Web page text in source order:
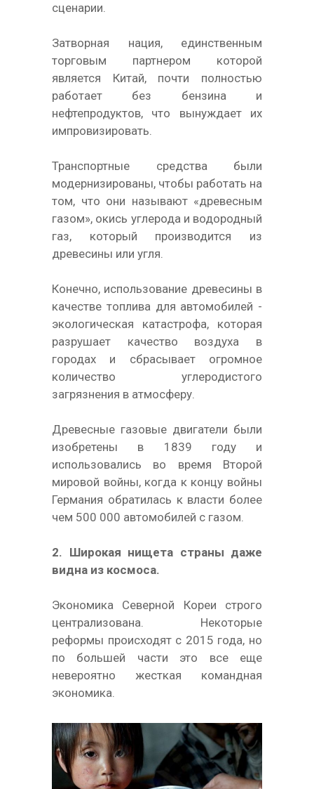
сценарии.
Затворная нация, единственным
торговым партнером которой
является Китай, почти полностью
работает без бензина и
нефтепродуктов, что вынуждает их
импровизировать.
Транспортные средства были
модернизированы, чтобы работать на
том, что они называют «древесным
газом», окись углерода и водородный
газ, который производится из
древесины или угля.
Конечно, использование древесины в
качестве топлива для автомобилей -
экологическая катастрофа, которая
разрушает качество воздуха в
городах и сбрасывает огромное
количество углеродистого
загрязнения в атмосферу.
Древесные газовые двигатели были
изобретены в 1839 году и
использовались во время Второй
мировой войны, когда к концу войны
Германия обратилась к власти более
чем 500 000 автомобилей с газом.
2. Широкая нищета страны даже
видна из космоса.
Экономика Северной Кореи строго
централизована. Некоторые
реформы происходят с 2015 года, но
по большей части это все еще
невероятно жесткая командная
экономика.